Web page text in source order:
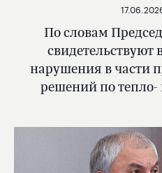
По словам
нарушения в части
решений по